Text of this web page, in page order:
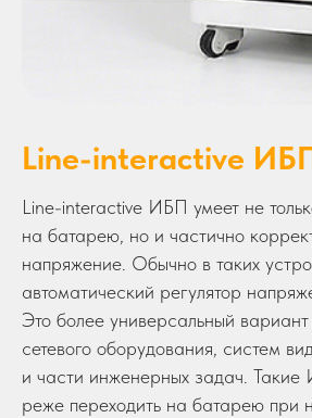
Line-interactive
Line-interactive ИБП умеет не
на батарею, но и частично
напряжение. Обычно в таких
автоматический регулятор
Это более универсальный
сетевого оборудования, систем
и части инженерных задач.
реже переходить на батарею при